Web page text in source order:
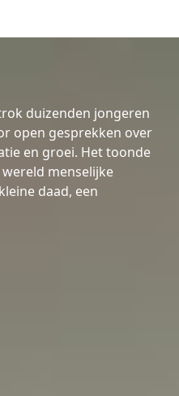
duizenden jongeren
open gesprekken over
en groei. Het toonde
menselijke
daad, een